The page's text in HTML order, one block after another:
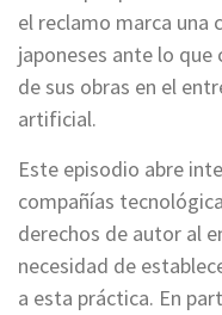
el reclamo marca una
japoneses ante lo
de sus obras en el
artificial.
Este episodio abre
compañías
derechos de autor al
necesidad de
a esta práctica. En